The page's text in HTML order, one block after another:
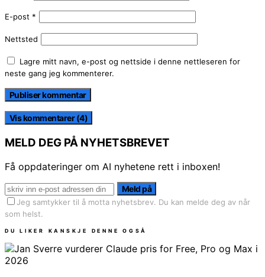
E-post *
Nettsted
Lagre mitt navn, e-post og nettside i denne nettleseren for
neste gang jeg kommenterer.
Vis kommentarer (4)
MELD DEG PÅ NYHETSBREVET
Få oppdateringer om AI nyhetene rett i inboxen!
Meld på
Jeg samtykker til å motta nyhetsbrev. Du kan melde deg av når
som helst.
DU LIKER KANSKJE DENNE OGSÅ